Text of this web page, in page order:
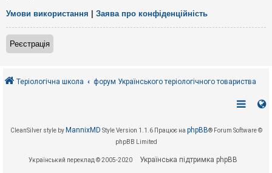
А
к
т
и
і
Умови використання Заява про конфіденційність
Реєстрація
Теріологічна школа форум Українського теріологічного товариства
CleanSilver style by MannixMD Style Version 1.1.6 Працює на phpBB® Forum Software ©
phpBB Limited
Український переклад © 2005-2020 Українська підтримка phpBB